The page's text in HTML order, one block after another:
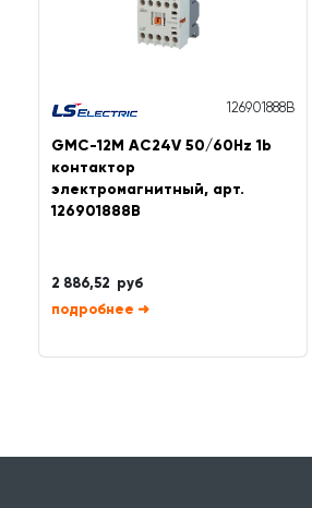
126901888B
GMC-12M AC24V 50/60Hz 1b
контактор
электромагнитный, арт.
126901888B
2 886,52 руб
➜